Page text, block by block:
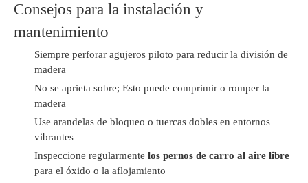
Consejos para la instalación y
mantenimiento
Siempre perforar agujeros piloto para reducir la división de
madera
No se aprieta sobre; Esto puede comprimir o romper la
madera
Use arandelas de bloqueo o tuercas dobles en entornos
vibrantes
Inspeccione regularmente los pernos de carro al aire libre
para el óxido o la aflojamiento